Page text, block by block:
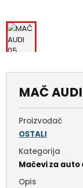
MAČ
Proizvođač
OSTALI
Kategorija
Mačevi za
Opis